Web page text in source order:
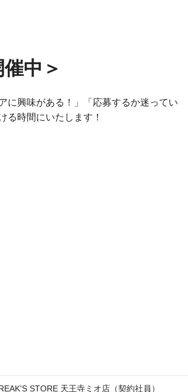
中＞
に興味がある！」「応募するか迷ってい
る時間にいたします！
STORE 天王寺ミオ店（契約社員）